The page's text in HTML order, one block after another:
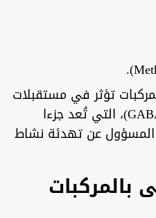
تؤثر في مستقبلات
حمض غاما-أمينوبيوتيريك (GABA)، التي تُعد جزءا
عن تهدئة نشاط
بالمركبات